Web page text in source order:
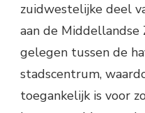
zuidwestelijke deel
aan de Middellandse
gelegen tussen de
stadscentrum,
toegankelijk is voor